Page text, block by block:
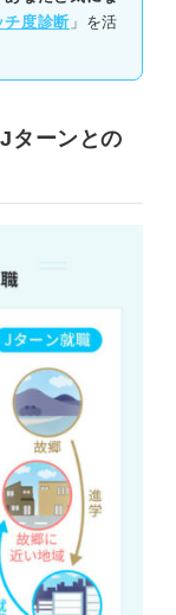
チ度診断 」を活
ターンとの